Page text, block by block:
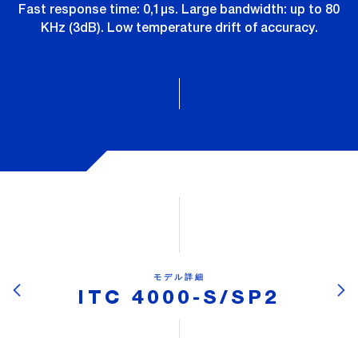
Fast response time: 0,1µs. Large bandwidth: up to 80
KHz (3dB). Low temperature drift of accuracy.
モデル詳細
ITC 4000-S/SP2